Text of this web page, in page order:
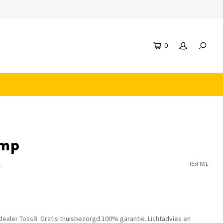
0
T65FIWL
TossB. Gratis thuisbezorgd.100% garantie. Lichtadvies en